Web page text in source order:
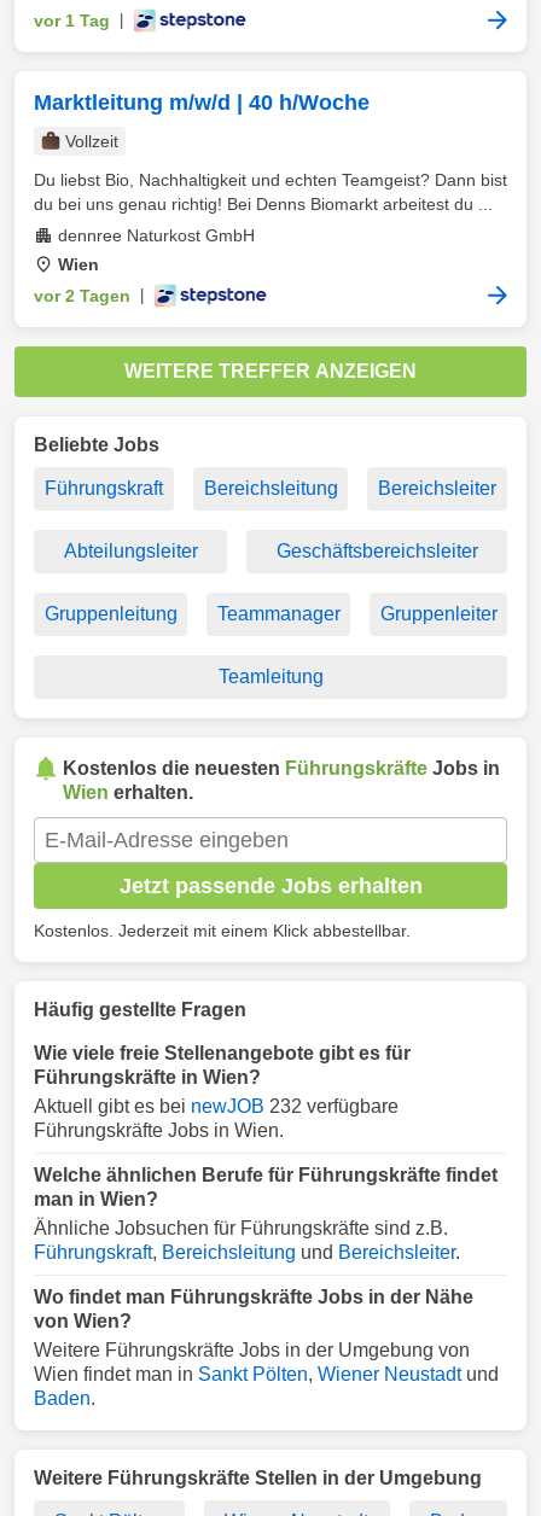
vor 1 Tag
Marktleitung m/w/d | 40 h/Woche
Vollzeit
Du liebst Bio, Nachhaltigkeit und echten Teamgeist? Dann bist
du bei uns genau richtig! Bei Denns Biomarkt arbeitest du ...
dennree Naturkost GmbH
Wien
vor 2 Tagen
WEITERE TREFFER ANZEIGEN
Beliebte Jobs
Führungskraft Bereichsleitung Bereichsleiter
Abteilungsleiter Geschäftsbereichsleiter
Gruppenleitung Teammanager Gruppenleiter
Teamleitung
Kostenlos die neuesten Führungskräfte Jobs in
Wien erhalten.
Jetzt passende Jobs erhalten
Kostenlos. Jederzeit mit einem Klick abbestellbar.
Häufig gestellte Fragen
Wie viele freie Stellenangebote gibt es für
Führungskräfte in Wien?
Aktuell gibt es bei newJOB 232 verfügbare
Führungskräfte Jobs in Wien.
Welche ähnlichen Berufe für Führungskräfte findet
man in Wien?
Ähnliche Jobsuchen für Führungskräfte sind z.B.
Führungskraft, Bereichsleitung und Bereichsleiter.
Wo findet man Führungskräfte Jobs in der Nähe
von Wien?
Weitere Führungskräfte Jobs in der Umgebung von
Wien findet man in Sankt Pölten, Wiener Neustadtund
Baden.
Weitere Führungskräfte Stellen in der Umgebung